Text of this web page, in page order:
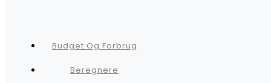
Budget Og Forbrug
Beregnere